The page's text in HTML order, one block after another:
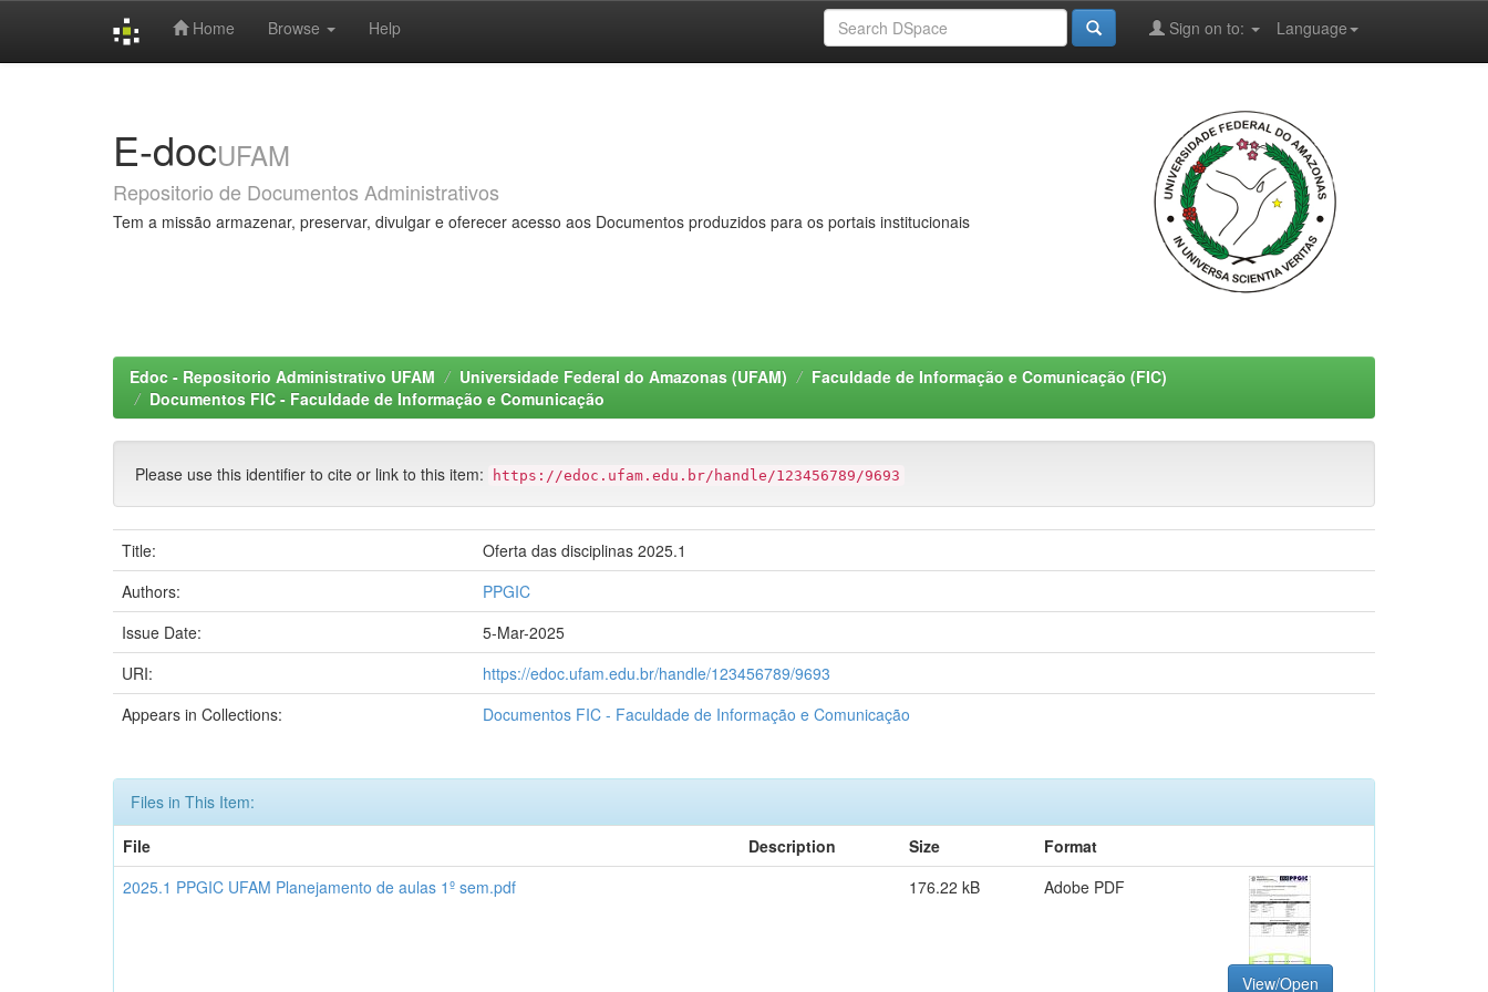
Home Browse Help Language
Sign on to:
E-docUFAM
Repositorio de Documentos Administrativos
Tem a missão armazenar, preservar, divulgar e oferecer acesso aos Documentos produzidos para os portais institucionais
Edoc - Repositorio Administrativo UFAM Universidade Federal do Amazonas (UFAM)
Faculdade de Informação e Comunicação (FIC)
Documentos FIC - Faculdade de Informação e Comunicação
Please use this identifier to cite or link to this item: https://edoc.ufam.edu.br/handle/123456789/9693
Title:
Oferta das disciplinas 2025.1
Authors:
PPGIC
Issue Date:
5-Mar-2025
URI:
https://edoc.ufam.edu.br/handle/123456789/9693
Appears in Collections:
Documentos FIC - Faculdade de Informação e Comunicação
Files in This Item:
File
Description Size
Format
2025.1 PPGIC UFAM Planejamento de aulas 1º sem.pdf
176.22 kB Adobe PDF
View/Open